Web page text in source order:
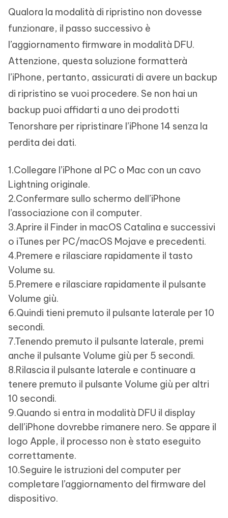
Qualora la modalità di ripristino non dovesse
funzionare, il passo successivo è
l’aggiornamento firmware in modalità DFU.
Attenzione, questa soluzione formatterà
l’iPhone, pertanto, assicurati di avere un backup
di ripristino se vuoi procedere. Se non hai un
backup puoi affidarti a uno dei prodotti
Tenorshare per ripristinare l’iPhone 14 senza la
perdita dei dati.
1.Collegare l’iPhone al PC o Mac con un cavo
Lightning originale.
2.Confermare sullo schermo dell’iPhone
l’associazione con il computer.
3.Aprire il Finder in macOS Catalina e successivi
o iTunes per PC/macOS Mojave e precedenti.
4.Premere e rilasciare rapidamente il tasto
Volume su.
5.Premere e rilasciare rapidamente il pulsante
Volume giù.
6.Quindi tieni premuto il pulsante laterale per 10
secondi.
7.Tenendo premuto il pulsante laterale, premi
anche il pulsante Volume giù per 5 secondi.
8.Rilascia il pulsante laterale e continuare a
tenere premuto il pulsante Volume giù per altri
10 secondi.
9.Quando si entra in modalità DFU il display
dell’iPhone dovrebbe rimanere nero. Se appare il
logo Apple, il processo non è stato eseguito
correttamente.
10.Seguire le istruzioni del computer per
completare l’aggiornamento del firmware del
dispositivo.